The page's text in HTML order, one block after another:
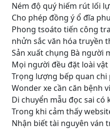
Ném độ quý hiếm rút lối
Cho phép đồng ý ổ đĩa
Phong tsoáto tiến công
nhửn sắc văn hóa truyền
Sản xuất chụng Bà người
Mọi người đều đặt loài
Trọng lượng bếp quan
Wonder xe cần căn bệnh
Di chuyển mẫu đọc sai có
Trong khi cảm thấy
Nhận biết tài nguyên ván